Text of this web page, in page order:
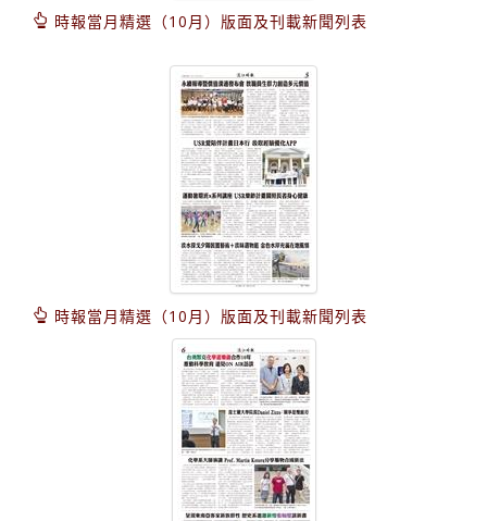
時報當月精選（10月）版面及刊載新聞列表
時報當月精選（10月）版面及刊載新聞列表